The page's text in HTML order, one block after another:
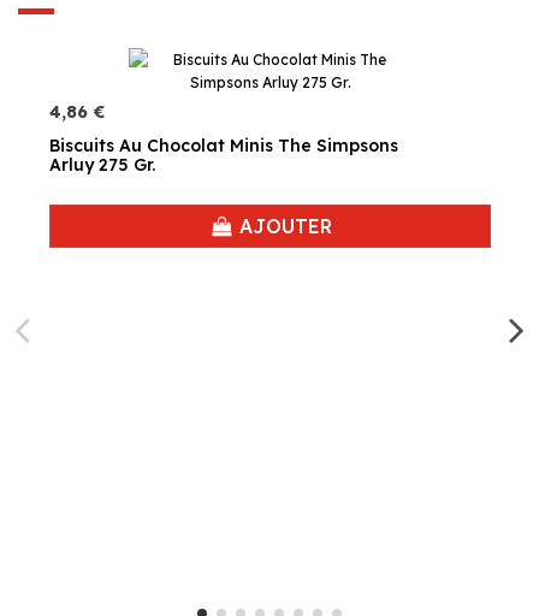
4,86 €
Biscuits Au Chocolat Minis The Simpsons
Arluy 275 Gr.
AJOUTER